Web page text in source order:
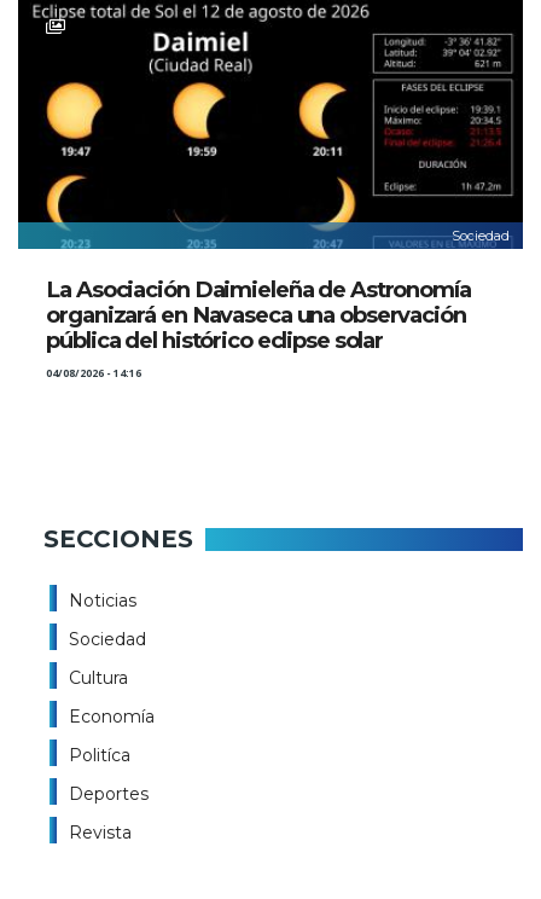
Sociedad
La Asociación Daimieleña de Astronomía
organizará en Navaseca una observación
pública del histórico eclipse solar
04/08/2026 - 14:16
SECCIONES
Noticias
Sociedad
Cultura
Economía
Politíca
Deportes
Revista